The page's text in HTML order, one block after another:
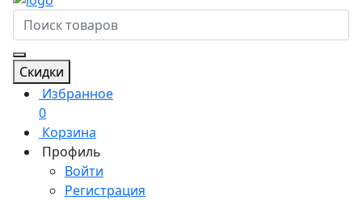
Скидки
Избранное
0
Корзина
Профиль
Войти
Регистрация